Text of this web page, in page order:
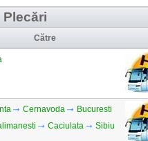
Plecări
Către
Cernavoda
Bucuresti
Caciulata Sibiu